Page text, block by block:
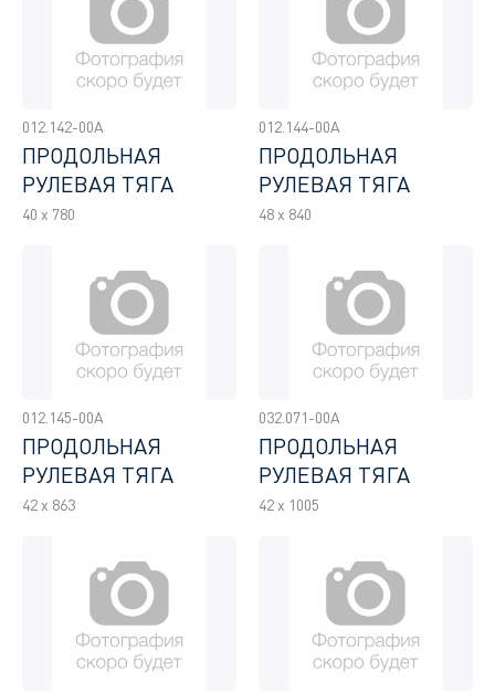
012.142-00A
ПРОДОЛЬНАЯ
РУЛЕВАЯ ТЯГА
40 x 780
012.144-00A
ПРОДОЛЬНАЯ
РУЛЕВАЯ ТЯГА
48 x 840
012.145-00A
ПРОДОЛЬНАЯ
РУЛЕВАЯ ТЯГА
42 x 863
032.071-00A
ПРОДОЛЬНАЯ
РУЛЕВАЯ ТЯГА
42 x 1005